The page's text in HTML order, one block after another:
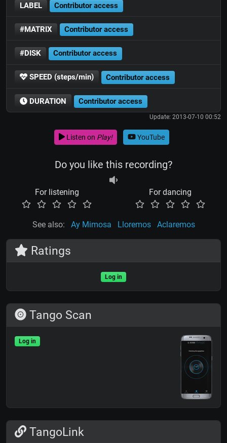
LABEL Contributor access
#MATRIX Contributor access
#DISK Contributor access
SPEED (steps/min) Contributor access
DURATION Contributor access
Update: 2013-07-10 00:52
Listen on Play! YouTube
Do you like this recording?
For listening For dancing
See also: Ay Mimosa Lloremos Aclaremos
Ratings
Log in
Tango Scan
Log in
TangoLink